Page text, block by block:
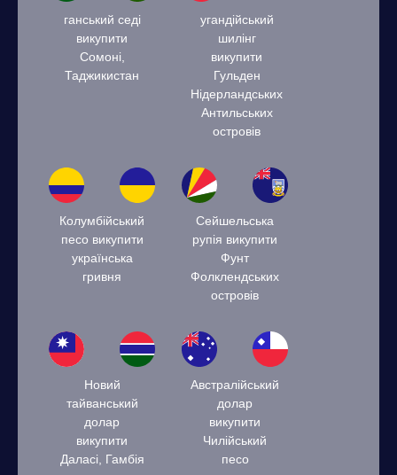
ганський седі
викупити
Сомоні,
Таджикистан
угандійський
шилінг
викупити
Гульден
Нідерландських
Антильських
островів
Колумбійський
песо викупити
українська
гривня
Сейшельська
рупія викупити
Фунт
Фолклендських
островів
Новий
тайванський
долар
викупити
Даласі, Гамбія
Австралійський
долар
викупити
Чилійський
песо